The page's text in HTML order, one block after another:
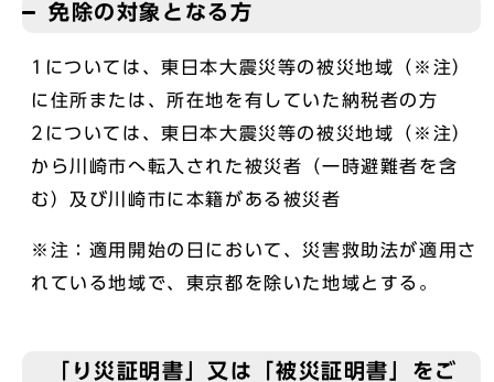
免除の対象となる方
1については、東日本大震災等の被災地域（※注）
に住所または、所在地を有していた納税者の方
2については、東日本大震災等の被災地域（※注）
から川崎市へ転入された被災者（一時避難者を含
む）及び川崎市に本籍がある被災者
※注：適用開始の日において、災害救助法が適用さ
れている地域で、東京都を除いた地域とする。
「り災証明書」又は「被災証明書」をご